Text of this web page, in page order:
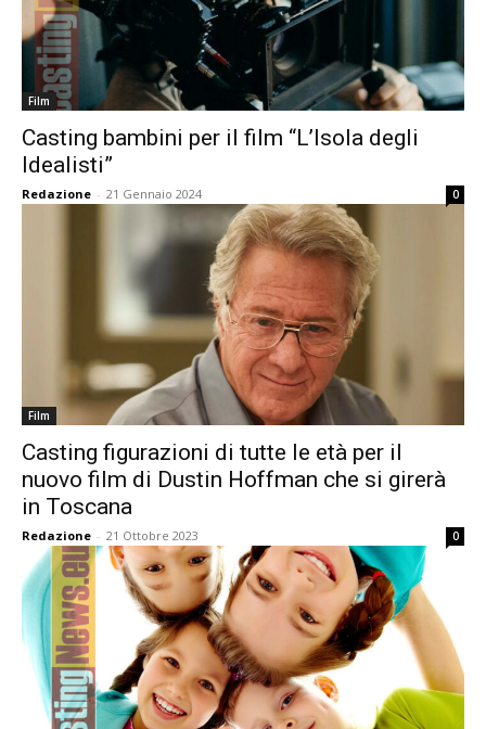
Film
Casting bambini per il film “L’Isola degli
Idealisti”
Redazione - 21 Gennaio 2024 0
Film
Casting figurazioni di tutte le età per il
nuovo film di Dustin Hoffman che si girerà
in Toscana
Redazione - 21 Ottobre 2023 0